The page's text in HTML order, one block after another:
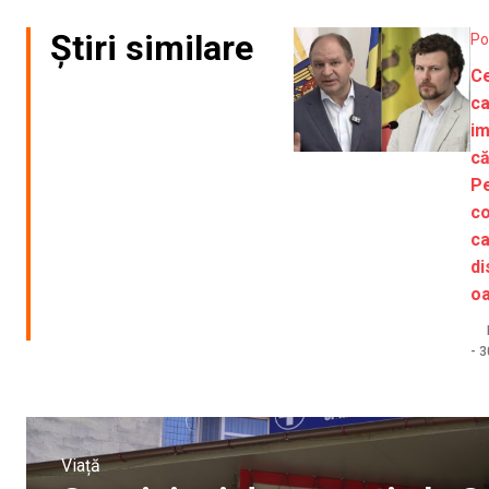
Știri similare
-
Viață